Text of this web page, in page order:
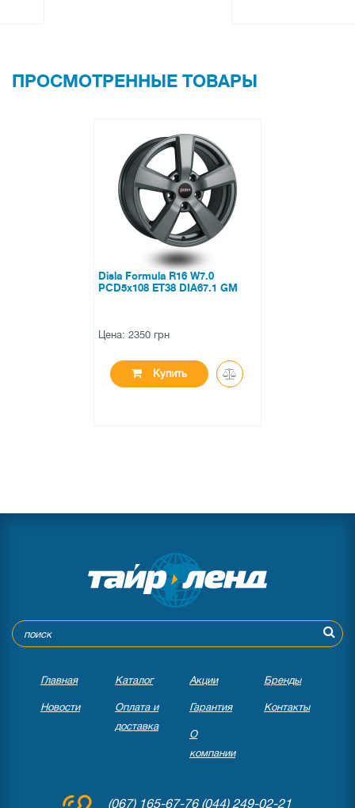
ПРОСМОТРЕННЫЕ ТОВАРЫ
Disla Formula R16 W7.0
PCD5x108 ET38 DIA67.1 GM
Цена: 2350 грн
Купить
Главная Каталог Акции Бренды
Новости
Оплата и
доставка
Гарантия Контакты
О
компании
(067) 165-67-76(044) 249-02-21